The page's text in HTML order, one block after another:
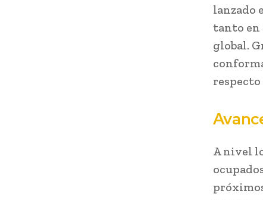
lanzado
tanto en
global.
respecto
A nivel